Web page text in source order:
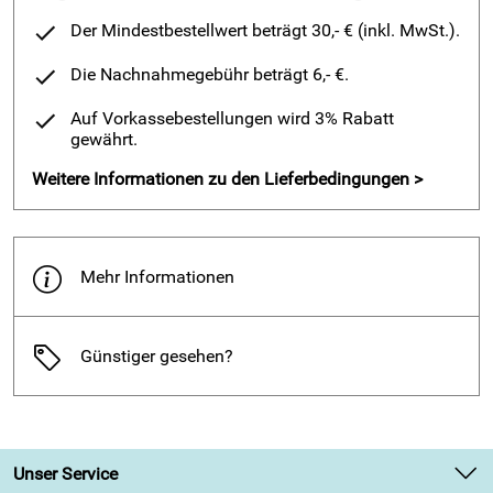
20% Angora
Größeneinteilung - UNISEX
104
164
Angorawolle ist eine wahre Superfaser aus der Natur.
Obwohl sie die leichteste und feinste der Naturfasern ist
besonders gute Wärmeisolation und die Fähigkeit zur
Feuchtigkeitsaufnahme. All dies hat sie der speziellen
Der Mindestbestellwert beträgt 30,- € (inkl. MwSt.).
Die Nachnahmegebühr beträgt 6,- €.
Auf Vorkassebestellungen wird 3% Rabatt
gewährt.
Weitere Informationen zu den Lieferbedingungen >
Mehr Informationen
Günstiger gesehen?
Unser Service